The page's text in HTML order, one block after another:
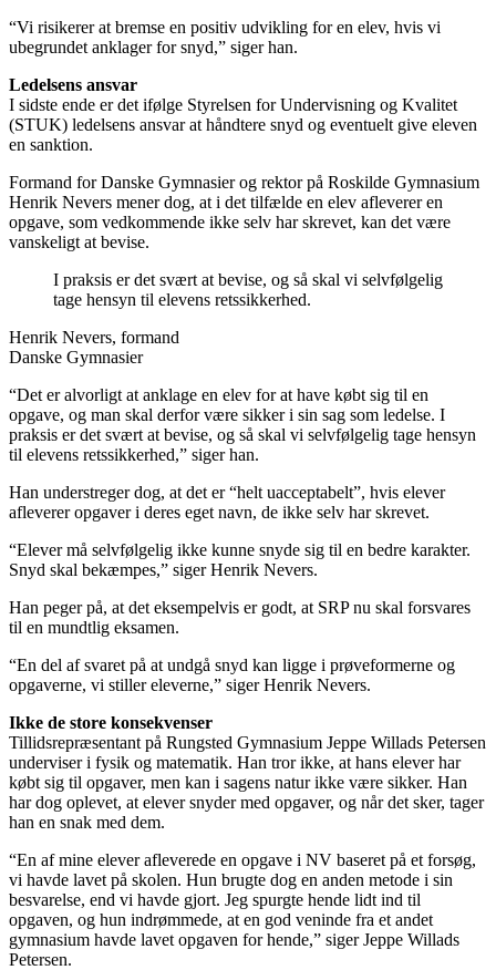
“Vi risikerer at bremse en positiv udvikling for en elev, hvis vi
ubegrundet anklager for snyd,” siger han.
Ledelsens ansvar
I sidste ende er det ifølge Styrelsen for Undervisning og Kvalitet
(STUK) ledelsens ansvar at håndtere snyd og eventuelt give eleven
en sanktion.
Formand for Danske Gymnasier og rektor på Roskilde Gymnasium
Henrik Nevers mener dog, at i det tilfælde en elev afleverer en
opgave, som vedkommende ikke selv har skrevet, kan det være
vanskeligt at bevise.
I praksis er det svært at bevise, og så skal vi selvfølgelig
tage hensyn til elevens retssikkerhed.
Henrik Nevers, formand
Danske Gymnasier
“Det er alvorligt at anklage en elev for at have købt sig til en
opgave, og man skal derfor være sikker i sin sag som ledelse. I
praksis er det svært at bevise, og så skal vi selvfølgelig tage hensyn
til elevens retssikkerhed,” siger han.
Han understreger dog, at det er “helt uacceptabelt”, hvis elever
afleverer opgaver i deres eget navn, de ikke selv har skrevet.
“Elever må selvfølgelig ikke kunne snyde sig til en bedre karakter.
Snyd skal bekæmpes,” siger Henrik Nevers.
Han peger på, at det eksempelvis er godt, at SRP nu skal forsvares
til en mundtlig eksamen.
“En del af svaret på at undgå snyd kan ligge i prøveformerne og
opgaverne, vi stiller eleverne,” siger Henrik Nevers.
Ikke de store konsekvenser
Tillidsrepræsentant på Rungsted Gymnasium Jeppe Willads Petersen
underviser i fysik og matematik. Han tror ikke, at hans elever har
købt sig til opgaver, men kan i sagens natur ikke være sikker. Han
har dog oplevet, at elever snyder med opgaver, og når det sker, tager
han en snak med dem.
“En af mine elever afleverede en opgave i NV baseret på et forsøg,
vi havde lavet på skolen. Hun brugte dog en anden metode i sin
besvarelse, end vi havde gjort. Jeg spurgte hende lidt ind til
opgaven, og hun indrømmede, at en god veninde fra et andet
gymnasium havde lavet opgaven for hende,” siger Jeppe Willads
Petersen.